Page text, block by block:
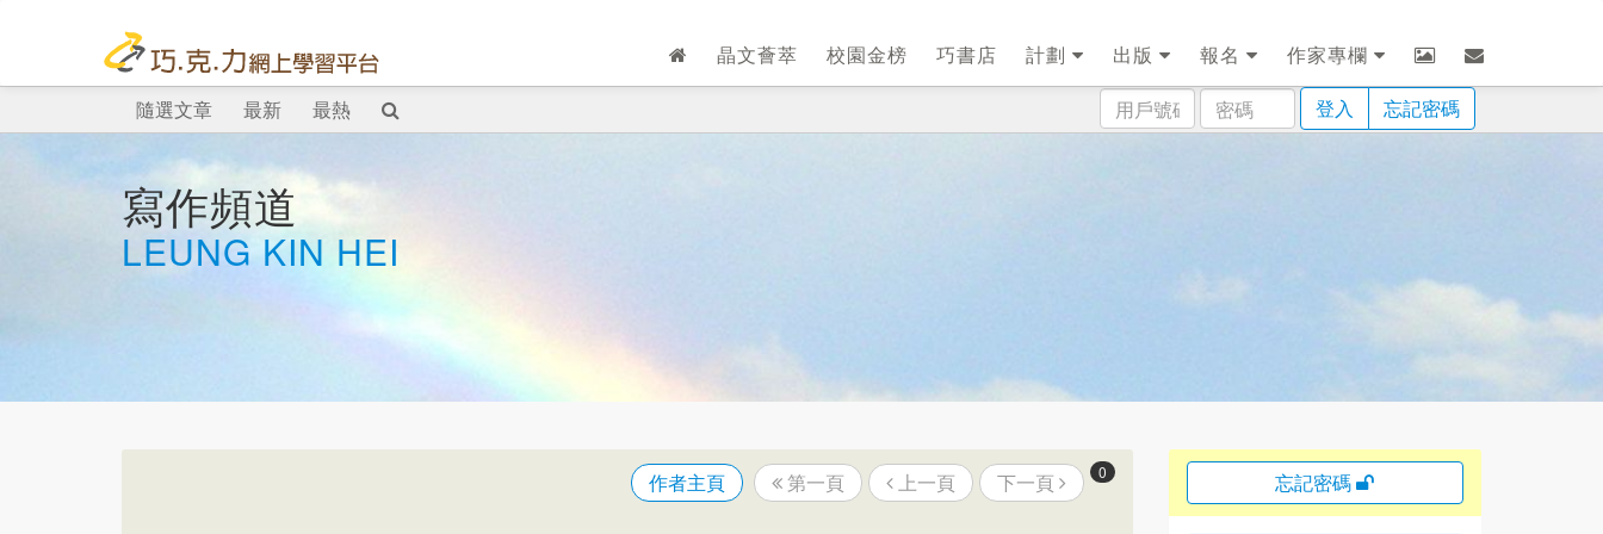
晶文薈萃 校園金榜 巧書店 計劃 出版 報名
作家專欄
用
戶
密
碼
登入 忘記密碼
隨選文章 最新 最熱
寫作頻道
LEUNG KIN HEI
0
作者主頁 第一頁 上一頁 下一頁 忘記密碼